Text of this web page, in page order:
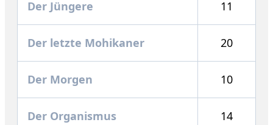
Der Jüngere 11
Der letzte Mohikaner 20
Der Morgen 10
Der Organismus 14